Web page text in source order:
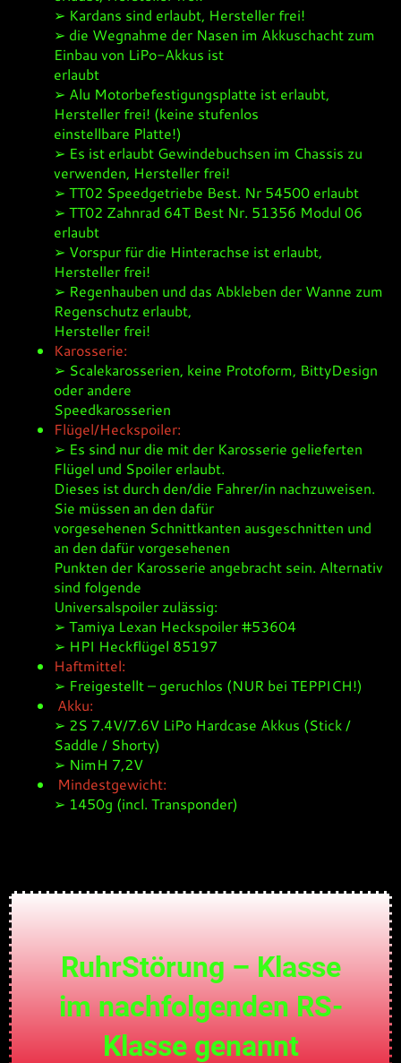
➢ Kardans sind erlaubt, Hersteller frei!
➢ die Wegnahme der Nasen im Akkuschacht zum
Einbau von LiPo-Akkus ist
erlaubt
➢ Alu Motorbefestigungsplatte ist erlaubt,
Hersteller frei! (keine stufenlos
einstellbare Platte!)
➢ Es ist erlaubt Gewindebuchsen im Chassis zu
verwenden, Hersteller frei!
➢ TT02 Speedgetriebe Best. Nr 54500 erlaubt
➢ TT02 Zahnrad 64T Best Nr. 51356 Modul 06
erlaubt
➢ Vorspur für die Hinterachse ist erlaubt,
Hersteller frei!
➢ Regenhauben und das Abkleben der Wanne zum
Regenschutz erlaubt,
Hersteller frei!
Karosserie:
➢ Scalekarosserien, keine Protoform, BittyDesign
oder andere
Speedkarosserien
Flügel/Heckspoiler:
➢ Es sind nur die mit der Karosserie gelieferten
Flügel und Spoiler erlaubt.
Dieses ist durch den/die Fahrer/in nachzuweisen.
Sie müssen an den dafür
vorgesehenen Schnittkanten ausgeschnitten und
an den dafür vorgesehenen
Punkten der Karosserie angebracht sein. Alternativ
sind folgende
Universalspoiler zulässig:
➢ Tamiya Lexan Heckspoiler #53604
➢ HPI Heckflügel 85197
Haftmittel:
➢ Freigestellt – geruchlos (NUR bei TEPPICH!)
Akku:
➢ 2S 7.4V/7.6V LiPo Hardcase Akkus (Stick /
Saddle / Shorty)
➢ NimH 7,2V
Mindestgewicht:
➢ 1450g (incl. Transponder)
RuhrStörung – Klasse
im nachfolgenden RS-
Klasse genannt